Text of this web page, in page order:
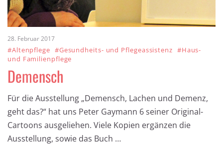
28. Februar 2017
#Altenpflege #Gesundheits- und Pflegeassistenz #Haus-
und Familienpflege
Demensch
Für die Ausstellung „Demensch, Lachen und Demenz,
geht das?“ hat uns Peter Gaymann 6 seiner Original-
Cartoons ausgeliehen. Viele Kopien ergänzen die
Ausstellung, sowie das Buch …